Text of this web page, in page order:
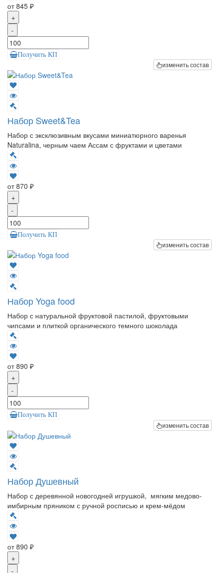
от 845 ₽
+
-
Получить КП
изменить состав
Набор Sweet&Tea
Набор с эксклюзивным вкусами миниатюрного варенья
Naturalina, черным чаем Ассам с фруктами и цветами
от 870 ₽
+
-
Получить КП
изменить состав
Набор Yoga food
Набор с натуральной фруктовой пастилой, фруктовыми
чипсами и плиткой органического темного шоколада
от 890 ₽
+
-
Получить КП
изменить состав
Набор Душевный
Набор с деревянной новогодней игрушкой, мягким медово-
имбирным пряником с ручной росписью и крем-мёдом
от 890 ₽
+
-